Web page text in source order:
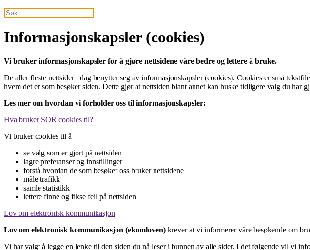
Informasjonskapsler (cookies)
Vi bruker informasjonskapsler for å gjøre nettsidene våre bedre og lettere å bruke.
De aller fleste nettsider i dag benytter seg av informasjonskapsler (cookies). Cookies er små
hvem det er som besøker siden. Dette gjør at nettsiden blant annet kan huske tidligere valg du har
Les mer om hvordan vi forholder oss til informasjonskapsler:
Hva bruker SOR cookies til?
Vi bruker cookies til å
se valg som er gjort på nettsiden
lagre preferanser og innstillinger
forstå hvordan de som besøker oss bruker nettsidene
måle trafikk
samle statistikk
lettere finne og fikse feil på nettsiden
Lov om elektronisk kommunikasjon
Lov om elektronisk kommunikasjon (ekomloven) krever at vi informerer våre besøkende om
Vi har valgt å legge en lenke til den siden du nå leser i bunnen av alle sider. I det følgende vil vi